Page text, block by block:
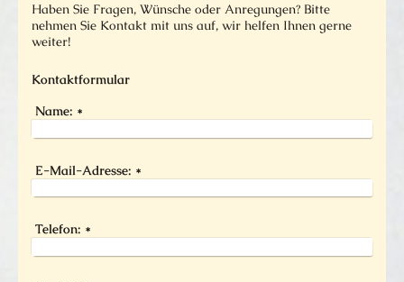
Haben Sie Fragen, Wünsche oder Anregungen? Bitte
nehmen Sie Kontakt mit uns auf, wir helfen Ihnen gerne
weiter!
Kontaktformular
Name: *
E-Mail-Adresse: *
Telefon: *